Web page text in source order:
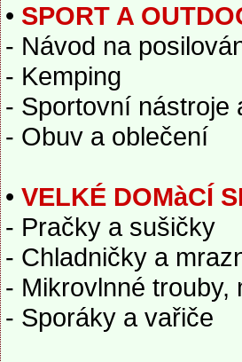
• SPORT A
- Návod na
- Kemping
- Sportovní nástroje
- Obuv a oblečení
• VELKÉ DOMàCÍ
- Pračky a sušičky
- Chladničky a
- Mikrovlnné trouby,
- Sporáky a vařiče